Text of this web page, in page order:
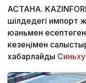
АСТАНА.
шілдедегі импорт
юаньмен
кезеңімен
хабарлайды